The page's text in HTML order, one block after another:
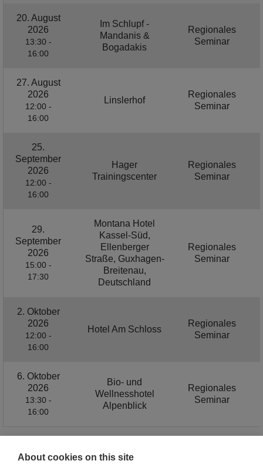
20. August
2026
13:30 -
16:00
Im Schlupf -
Mandanis &
Bogadakis
Regionales
Seminar
27. August
2026
12:00 -
16:00
Linslerhof
Regionales
Seminar
25.
September
2026
12:00 -
16:00
Hager
Trainingscenter
Regionales
Seminar
29.
September
2026
15:00 -
17:30
Montana Hotel
Kassel-Süd,
Ellenberger
Straße, Guxhagen-
Breitenau,
Deutschland
Regionales
Seminar
2. Oktober
2026
12:00 -
16:00
Hotel Am Schloss
Regionales
Seminar
6. Oktober
2026
13:30 -
16:00
Bio- und
Wellnesshotel
Alpenblick
Regionales
Seminar
About cookies on this site